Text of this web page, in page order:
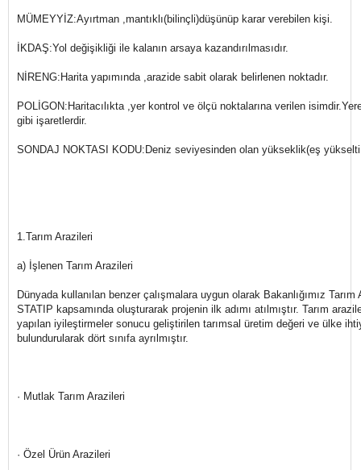
MÜMEYYİZ:Ayırtman ,mantıklı(bilinçli)düşünüp karar verebilen kişi.
İKDAŞ:Yol değişikliği ile kalanın arsaya kazandırılmasıdır.
NİRENG:Harita yapımında ,arazide sabit olarak belirlenen noktadır.
POLİGON:Haritacılıkta ,yer kontrol ve ölçü noktalarına verilen
gibi işaretlerdir.
SONDAJ NOKTASI KODU:Deniz seviyesinden olan yükseklik(eş
1.Tarım Arazileri
a) İşlenen Tarım Arazileri
Dünyada kullanılan benzer çalışmalara uygun olarak Bakanlığımız Tarım
STATIP kapsamında oluşturarak projenin ilk adımı atılmıştır. Tarım
yapılan iyileştirmeler sonucu geliştirilen tarımsal üretim değeri ve ülke
bulundurularak dört sınıfa ayrılmıştır.
· Mutlak Tarım Arazileri
· Özel Ürün Arazileri